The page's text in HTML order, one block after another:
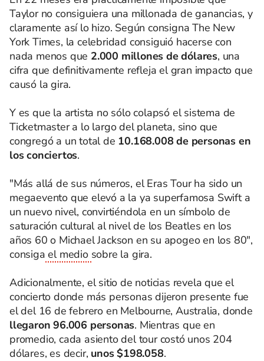
Taylor no consiguiera una millonada de ganancias, y
claramente así lo hizo. Según consigna The New
York Times, la celebridad consiguió hacerse con
nada menos que 2.000 millones de dólares, una
cifra que definitivamente refleja el gran impacto que
causó la gira.
Y es que la artista no sólo colapsó el sistema de
Ticketmaster a lo largo del planeta, sino que
congregó a un total de 10.168.008 de personas en
los conciertos.
"Más allá de sus números, el Eras Tour ha sido un
megaevento que elevó a la ya superfamosa Swift a
un nuevo nivel, convirtiéndola en un símbolo de
saturación cultural al nivel de los Beatles en los
años 60 o Michael Jackson en su apogeo en los 80",
consiga el medio sobre la gira.
Adicionalmente, el sitio de noticias revela que el
concierto donde más personas dijeron presente fue
el del 16 de febrero en Melbourne, Australia, donde
llegaron 96.006 personas. Mientras que en
promedio, cada asiento del tour costó unos 204
dólares, es decir, unos $198.058.